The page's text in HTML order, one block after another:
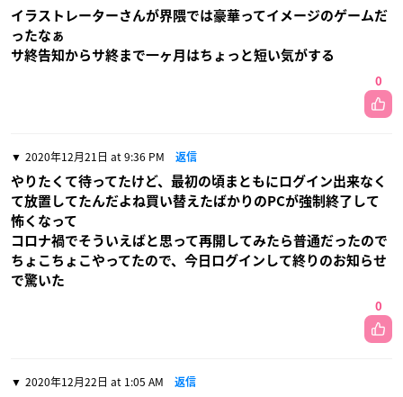
イラストレーターさんが界隈では豪華ってイメージのゲームだ
ったなぁ
サ終告知からサ終まで一ヶ月はちょっと短い気がする
0
2020年12月21日 at 9:36 PM 返信
やりたくて待ってたけど、最初の頃まともにログイン出来なく
て放置してたんだよね買い替えたばかりのPCが強制終了して
怖くなって
コロナ禍でそういえばと思って再開してみたら普通だったので
ちょこちょこやってたので、今日ログインして終りのお知らせ
で驚いた
0
2020年12月22日 at 1:05 AM 返信